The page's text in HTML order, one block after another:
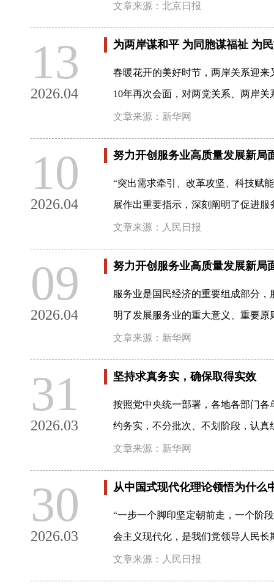
文章来源：北京日报
13
2026.04
为两岸谋和平 为同胞谋福祉 为
春暖花开的美好时节，两岸关系迎
10年再次会面，对两党关系、两岸
文章来源：新华网
10
2026.04
努力开创服务业高质量发展新局
“突出需求牵引、改革攻坚、科技赋
展作出重要指示，深刻阐明了促进
文章来源：人民日报
09
2026.04
努力开创服务业高质量发展新局
服务业是国民经济的重要组成部分
明了发展服务业的重大意义、重要
文章来源：新华网
31
2026.03
坚持求真务实，确保取得实效
按照党中央统一部署，各地各部门
约务实，不分批次、不划阶段，认
文章来源：新华网
30
2026.03
从中国式现代化理论领悟为什么
“一步一个脚印坚定朝前走，一个阶
会主义现代化，是我们党领导人民
文章来源：人民日报